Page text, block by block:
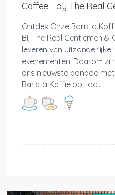
Coffee by The Real
Ontdek Onze Barista
Bij The Real Gentlemen
leveren van
evenementen. Daarom
ons nieuwste aanbod
Barista Koffie op Loc...